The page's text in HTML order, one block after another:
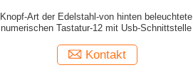
Knopf-Art der Edelstahl-von hinten beleuchtete
numerischen Tastatur-12 mit Usb-Schnittstelle
Kontakt